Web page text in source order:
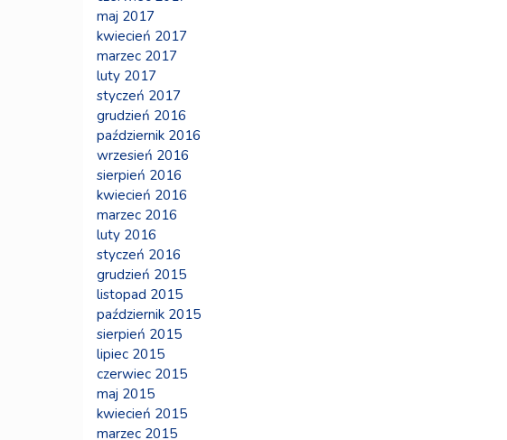
maj 2017
kwiecień 2017
marzec 2017
luty 2017
styczeń 2017
grudzień 2016
październik 2016
wrzesień 2016
sierpień 2016
kwiecień 2016
marzec 2016
luty 2016
styczeń 2016
grudzień 2015
listopad 2015
październik 2015
sierpień 2015
lipiec 2015
czerwiec 2015
maj 2015
kwiecień 2015
marzec 2015